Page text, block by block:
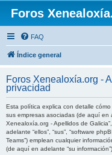
Foros
FAQ
Índice general
Foros Xenealoxía.org -
privacidad
Esta política explica con detalle
sus empresas asociadas (de aquí en
Xenealoxía.org - Apellidos de
adelante “ellos”, “sus”, “software
Teams”) emplean cualquier
(de aquí en adelante “su información”).